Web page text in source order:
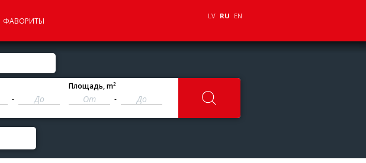
ФАВОРИТЫ
LV RU EN
-
Площадь, m2
-